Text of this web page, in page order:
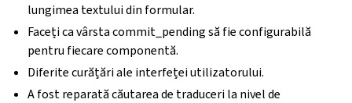
lungimea textului din formular.
Faceți ca vârsta commit_pending să fie configurabilă
pentru fiecare componentă.
Diferite curățări ale interfeței utilizatorului.
A fost reparată căutarea de traduceri la nivel de